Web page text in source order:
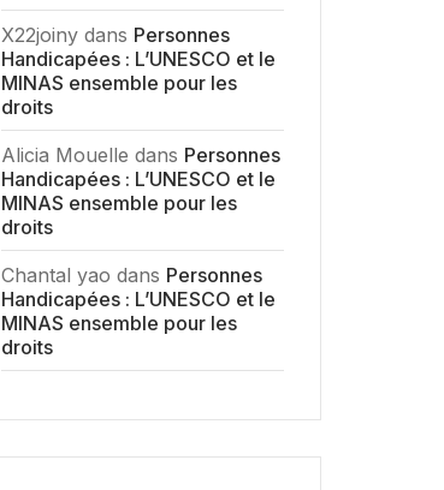
X22joiny dans Personnes
Handicapées : L’UNESCO et le
MINAS ensemble pour les
droits
Alicia Mouelle dans Personnes
Handicapées : L’UNESCO et le
MINAS ensemble pour les
droits
Chantal yao dans Personnes
Handicapées : L’UNESCO et le
MINAS ensemble pour les
droits